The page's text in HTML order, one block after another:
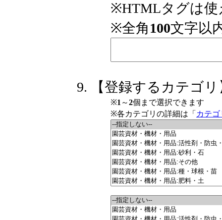
※HTMLタグは使
※全角100文字以
【登録するカテゴリ
※1 ～2個まで選択できます
※各カテゴリの詳細は「 カテ